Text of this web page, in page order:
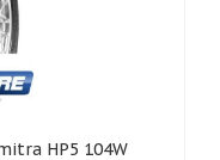
HP5 104W